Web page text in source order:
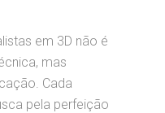
em 3D não é
mas
Cada
pela perfeição